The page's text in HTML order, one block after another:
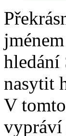
hledání
nasytit
V
vypráví